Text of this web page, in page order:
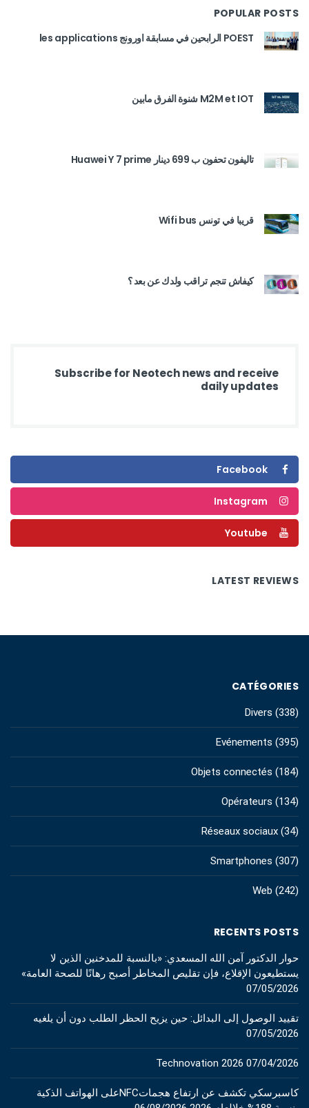
POPULAR POSTS
POEST الرابحين في مسابقة اورونج les applications
M2M et IOT شنوة الفرق مابين
تاليفون تحفون ب 699 دينار Huawei Y 7 prime
قريبا في تونس Wifi bus
كيفاش تنجم تراقب ولدك عن بعد ؟
Subscribe for Neotech news and receive
daily updates
Facebook
Instagram
Youtube
LATEST REVIEWS
CATÉGORIES
Divers (338)
Evénements (395)
Objets connectés (184)
Opérateurs (134)
Réseaux sociaux (34)
Smartphones (307)
Web (242)
RECENTS POSTS
حوار الدكتور آمن الله المسعدي: «بالنسبة للمدخنين الذين لا
يستطيعون الإقلاع، فإن تقليص المخاطر أصبح رهانًا للصحة العامة»
07/05/2026
تقييد الوصول إلى البدائل: حين يزيح الحظر الطلب دون أن يلغيه
07/05/2026
Technovation 2026 07/04/2026
كاسبرسكي تكشف عن ارتفاع هجماتNFCعلى الهواتف الذكية